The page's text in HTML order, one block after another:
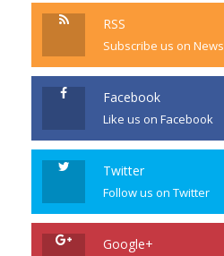
RSS
Subscribe us on News
Facebook
Like us on Facebook
Twitter
Follow us on Twitter
Google+